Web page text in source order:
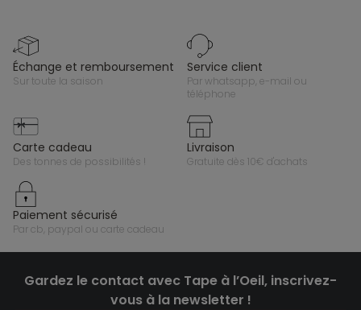
échange et remboursement
sur toute la saison
service client
par whatsapp, e-mail ou
téléphone
carte cadeau
des tonnes de possibilités !
livraison
gratuite dès 10€ d'achats
paiement sécurisé
par cb, paypal ou carte cadeau
Gardez le contact avec Tape à l’Oeil, inscrivez-
vous à la newsletter !